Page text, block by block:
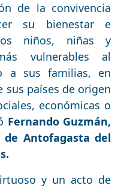
de la convivencia
su bienestar e
niños, niñas y
vulnerables al
a sus familias, en
sus países de origen
económicas o
Fernando Guzmán,
Antofagasta del
y un acto de